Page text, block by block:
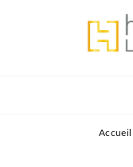
MENU
Accueil